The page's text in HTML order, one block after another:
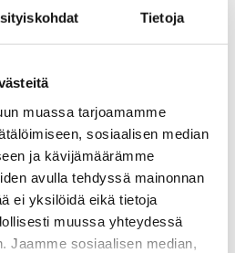
Tietoja
muassa tarjoamamme
sosiaalisen median
ja kävijämäärämme
avulla tehdyssä mainonnan
ei yksilöidä eikä tietoja
muussa yhteydessä
Jaamme sosiaalisen median,